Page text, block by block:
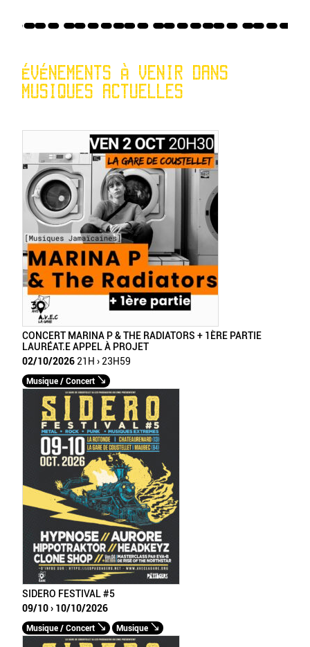
ÉVÉNEMENTS À VENIR DANS
MUSIQUES ACTUELLES
CONCERT MARINA P & THE RADIATORS + 1ÈRE PARTIE
LAURÉAT.E APPEL À PROJET
02/10/2026 21H › 23H59
Musique / Concert
SIDERO FESTIVAL #5
09/10 › 10/10/2026
Musique / Concert Musique